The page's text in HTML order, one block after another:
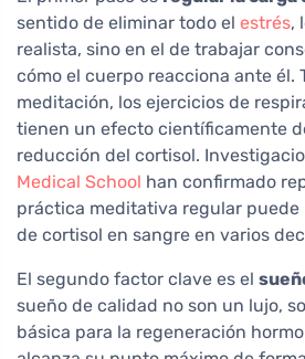
sentido de eliminar todo el estrés,
realista, sino en el de trabajar
cómo el cuerpo reacciona ante él.
meditación, los ejercicios de
tienen un efecto científicamente
reducción del cortisol.
Medical School han confirmado
práctica meditativa regular puede
de cortisol en sangre en varios
El segundo factor clave es el
sueño de calidad no son un lujo,
básica para la regeneración